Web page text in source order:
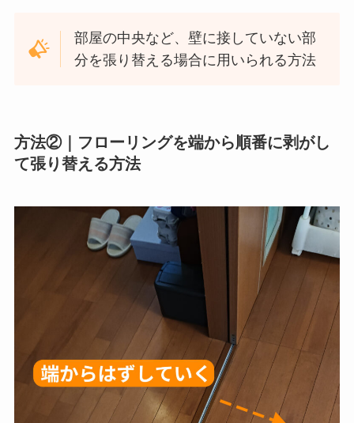
部屋の中央など、壁に接していない部
分を張り替える場合に用いられる方法
方法②｜フローリングを端から順番に剥がし
て張り替える方法